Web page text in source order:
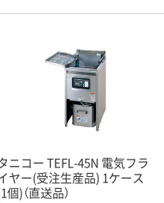
ニコー TEFL-45N 電気フラ
ヤー(受注生産品) 1ケース
個)（直送品）